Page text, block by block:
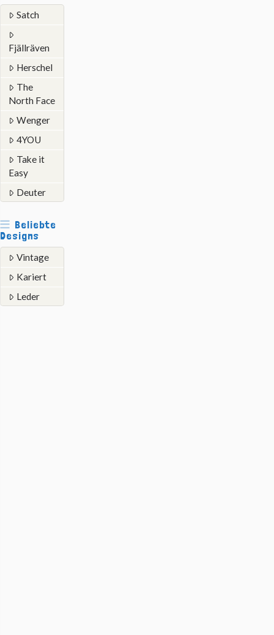
Satch
Fjällräven
Herschel
The
North Face
Wenger
4YOU
Take it
Easy
Deuter
Beliebte
Designs
Vintage
Kariert
Leder